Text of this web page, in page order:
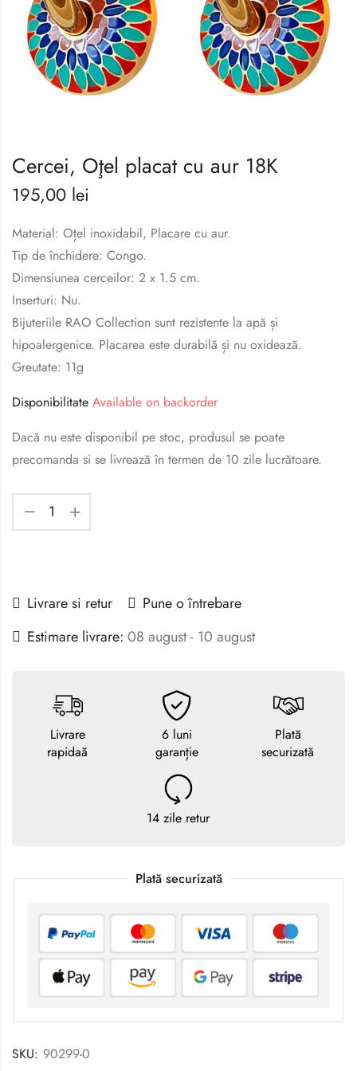
Cercei, Oţel placat cu aur 18K
195,00 lei
Material: Oțel inoxidabil, Placare cu aur.
Tip de închidere: Congo.
Dimensiunea cerceilor: 2 x 1.5 cm.
Inserturi: Nu.
Bijuteriile RAO Collection sunt rezistente la apă și
hipoalergenice. Placarea este durabilă și nu oxidează.
Greutate: 11g
Disponibilitate Available on backorder
Dacă nu este disponibil pe stoc, produsul se poate
precomanda si se livrează în termen de 10 zile lucrătoare.
Livrare si retur
Pune o întrebare
Estimare livrare: 08 august - 10 august
Livrare
rapidaă
6 luni
garanție
Plată
securizată
14 zile retur
Plată securizată
SKU: 90299-0